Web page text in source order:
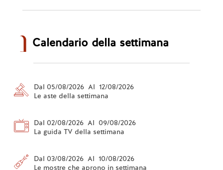
Calendario della settimana
Dal 05/08/2026 Al 12/08/2026
Le aste della settimana
Dal 02/08/2026 Al 09/08/2026
La guida TV della settimana
Dal 03/08/2026 Al 10/08/2026
Le mostre che aprono in settimana